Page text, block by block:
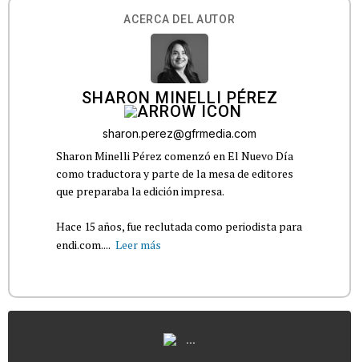
ACERCA DEL AUTOR
SHARON MINELLI PÉREZ
sharon.perez@gfrmedia.com
Sharon Minelli Pérez comenzó en El Nuevo Día
como traductora y parte de la mesa de editores
que preparaba la edición impresa.
Hace 15 años, fue reclutada como periodista para
endi.com.... Leer más
...